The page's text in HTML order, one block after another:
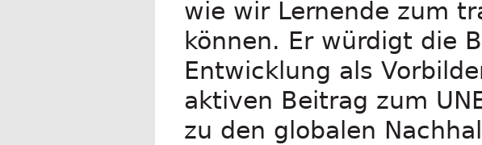
wie wir Lernende zum
können. Er würdigt die
Entwicklung als
aktiven Beitrag zum
zu den globalen